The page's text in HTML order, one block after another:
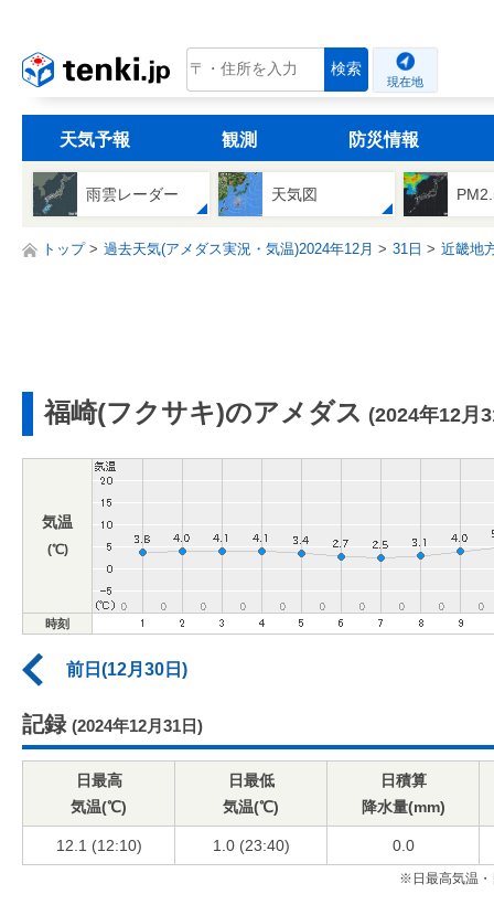
tenki.jp 検索
現在地
天気予報 観測 防災情報
雨雲レーダー 天気図
トップ 過去天気(アメダス実況・気温)2024年12月 31日 近畿地
福崎(フクサキ)のアメダス (2024年12月
気温
(℃)
時刻
前日(12月30日)
記録 (2024年12月31日)
日最高
気温(℃)
日最低
気温(℃)
日積算
降水量(mm)
12.1 (12:10) 1.0 (23:40) 0.0
※日最高気温・